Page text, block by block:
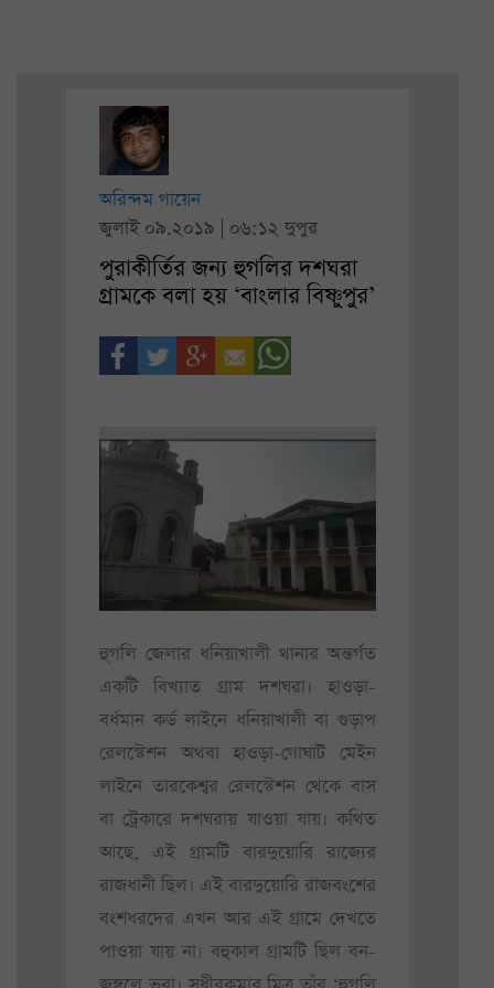
অরিন্দম গায়েন
জুলাই ০৯.২০১৯ | ০৬:১২ দুপুর
পুরাকীর্তির জন্য হুগলির দশঘরা
গ্রামকে বলা হয় ‘বাংলার বিষ্ণুপুর’
হুগলি জেলার ধনিয়াখালী থানার অন্তর্গত
একটি বিখ্যাত গ্রাম দশঘরা। হাওড়া-
বর্ধমান কর্ড লাইনে ধনিয়াখালী বা গুড়াপ
রেলস্টেশন অথবা হাওড়া-গোঘাট মেইন
লাইনে তারকেশ্বর রেলস্টেশন থেকে বাস
বা ট্রেকারে দশঘরায় যাওয়া যায়। কথিত
আছে, এই গ্রামটি বারদুয়োরি রাজ্যের
রাজধানী ছিল। এই বারদুয়োরি রাজবংশের
বংশধরদের এখন আর এই গ্রামে দেখতে
পাওয়া যায় না। বহুকাল গ্রামটি ছিল বন-